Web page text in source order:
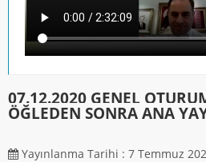
07.12.2020 GENEL
ÖĞLEDEN SONRA ANA
Yayınlanma Tarihi : 7 Temmuz